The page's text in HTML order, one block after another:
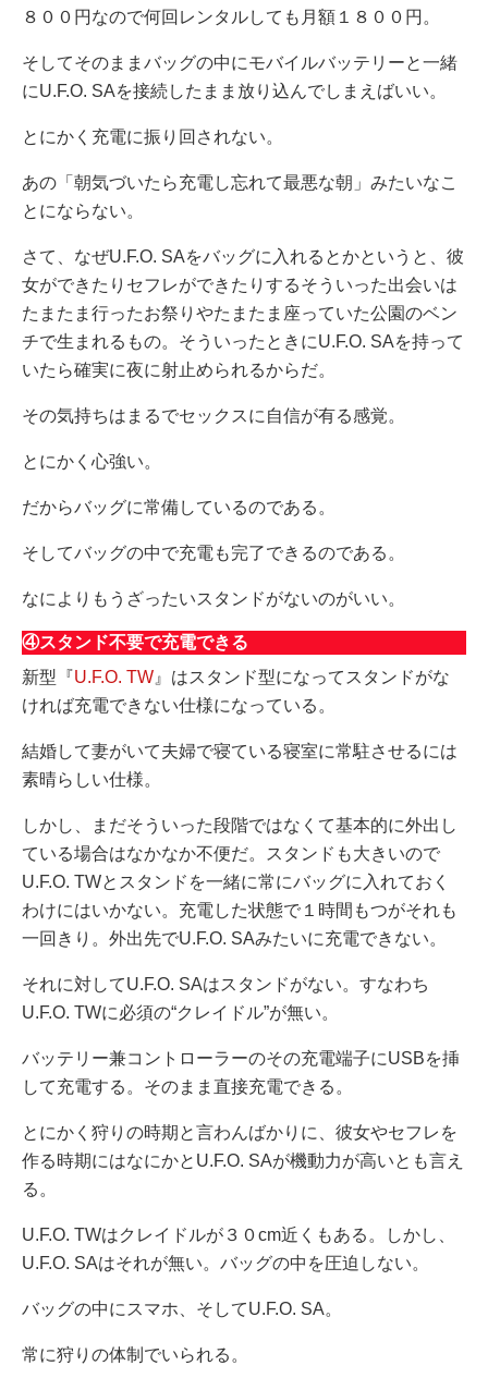
８００円なので何回レンタルしても月額１８００円。
そしてそのままバッグの中にモバイルバッテリーと一緒
にU.F.O. SAを接続したまま放り込んでしまえばいい。
とにかく充電に振り回されない。
あの「朝気づいたら充電し忘れて最悪な朝」みたいなこ
とにならない。
さて、なぜU.F.O. SAをバッグに入れるとかというと、彼
女ができたりセフレができたりするそういった出会いは
たまたま行ったお祭りやたまたま座っていた公園のベン
チで生まれるもの。そういったときにU.F.O. SAを持って
いたら確実に夜に射止められるからだ。
その気持ちはまるでセックスに自信が有る感覚。
とにかく心強い。
だからバッグに常備しているのである。
そしてバッグの中で充電も完了できるのである。
なによりもうざったいスタンドがないのがいい。
④スタンド不要で充電できる
新型『 U.F.O. TW』はスタンド型になってスタンドがな
ければ充電できない仕様になっている。
結婚して妻がいて夫婦で寝ている寝室に常駐させるには
素晴らしい仕様。
しかし、まだそういった段階ではなくて基本的に外出し
ている場合はなかなか不便だ。スタンドも大きいので
U.F.O. TWとスタンドを一緒に常にバッグに入れておく
わけにはいかない。充電した状態で１時間もつがそれも
一回きり。外出先でU.F.O. SAみたいに充電できない。
それに対してU.F.O. SAはスタンドがない。すなわち
U.F.O. TWに必須の“クレイドル”が無い。
バッテリー兼コントローラーのその充電端子にUSBを挿
して充電する。そのまま直接充電できる。
とにかく狩りの時期と言わんばかりに、彼女やセフレを
作る時期にはなにかとU.F.O. SAが機動力が高いとも言え
る。
U.F.O. TWはクレイドルが３０cm近くもある。しかし、
U.F.O. SAはそれが無い。バッグの中を圧迫しない。
バッグの中にスマホ、そしてU.F.O. SA。
常に狩りの体制でいられる。